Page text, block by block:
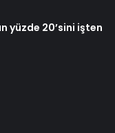
yüzde 20’sini işten